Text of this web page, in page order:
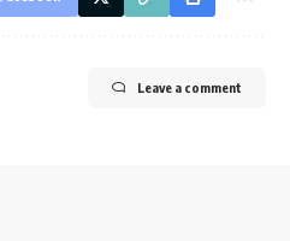
Leave a comment